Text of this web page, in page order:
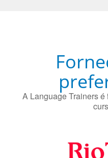
A Language Trainers